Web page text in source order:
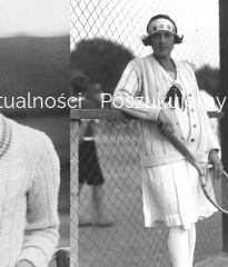
Poszukujemy